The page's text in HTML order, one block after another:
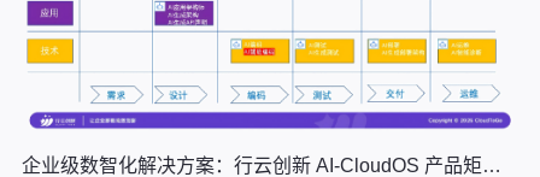
企业级数智化解决方案：行云创新 AI-CloudOS 产品矩阵引领转型价值落地